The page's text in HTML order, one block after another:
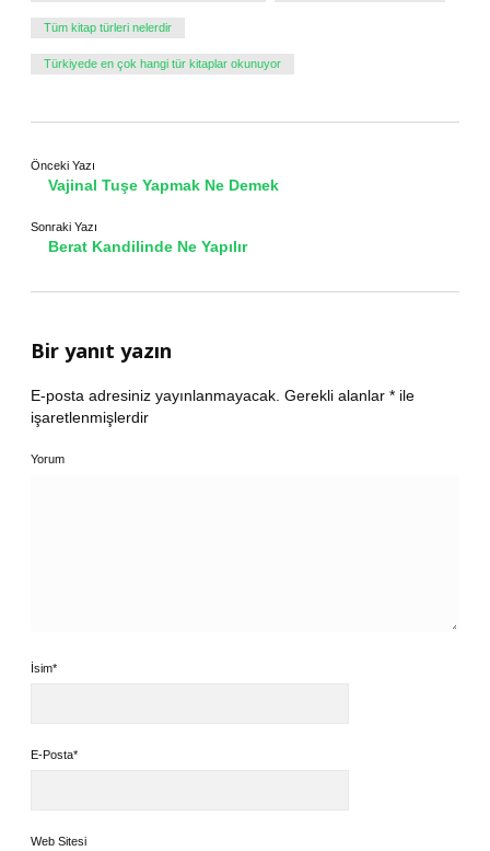
Tüm kitap türleri nelerdir
Türkiyede en çok hangi tür kitaplar okunuyor
Önceki Yazı
Vajinal Tuşe Yapmak Ne Demek
Sonraki Yazı
Berat Kandilinde Ne Yapılır
Bir yanıt yazın
E-posta adresiniz yayınlanmayacak. Gerekli alanlar * ile
işaretlenmişlerdir
Yorum
İsim*
E-Posta*
Web Sitesi